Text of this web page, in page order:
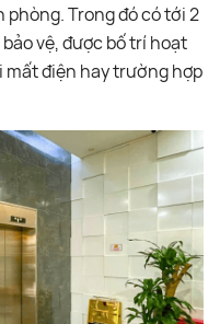
phòng. Trong đó có tới 2
vệ, được bố trí hoạt
mất điện hay trường hợp